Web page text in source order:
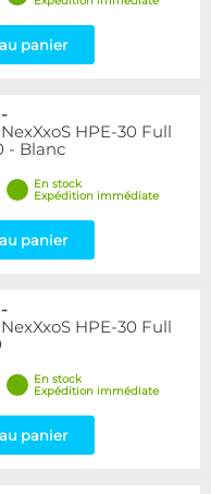
panier
-
HPE-30 Full
- Blanc
En stock
Expédition immédiate
panier
-
HPE-30 Full
En stock
Expédition immédiate
panier